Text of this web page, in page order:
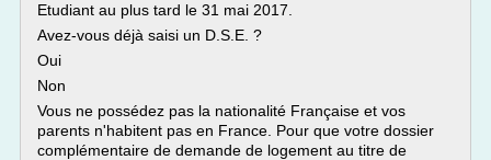
Etudiant au plus tard le 31 mai 2017.
Avez-vous déjà saisi un D.S.E. ?
Oui
Non
Vous ne possédez pas la nationalité Française et vos
parents n'habitent pas en France. Pour que votre dossier
complémentaire de demande de logement au titre de